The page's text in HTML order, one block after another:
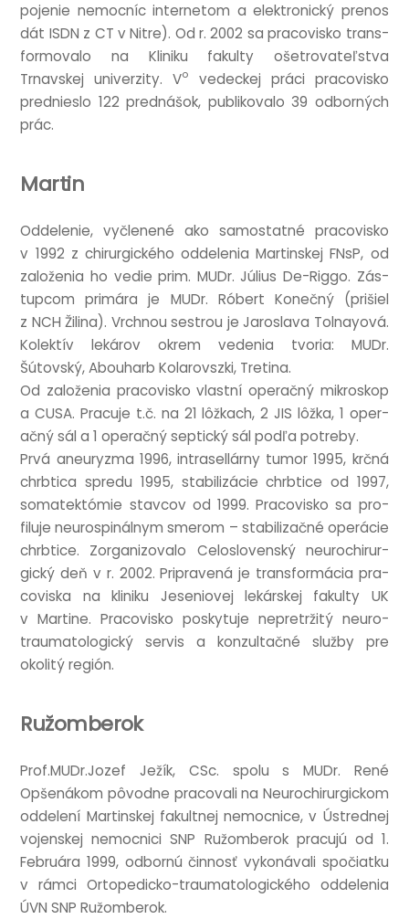
po­jenie nemocníc inter­netom a elektronický prenos
dát ISDN z CT v Nitre). Od r. 2002 sa pra­cov­isko trans­
for­movalo na Kliniku fak­ulty ošet­ro­vateľstva
Trnavskej uni­verz­ity. Vo
vedeck­ej práci pra­cov­isko
pred­nieslo 122 pred­nášok, pub­likovalo 39 odborných
prác.
Martin
Oddel­e­nie, vyčlen­ené ako sam­o­stat­né pra­cov­isko
v 1992 z chirur­gick­ého oddel­enia Mar­t­in­skej FNsP, od
založenia ho vedie prim. MUDr. Júli­us De-Riggo. Zás­
tup­com primára je MUDr. Róbert Konečný (prišiel
z NCH Žilina). Vrch­nou ses­trou je Jaroslava Tol­nay­ová.
Kolektív lekárov okr­em vedenia tvor­ia: MUDr.
Šútovský, Abouharb Kolarovszki, Tretina.
Od založenia pra­cov­isko vlast­ní oper­ačný mik­roskop
a CUSA. Prac­uje t.č. na 21 lôžkach, 2 JIS lôžka, 1 oper­
ačný sál a 1 oper­ačný sep­tický sál podľa potreby.
Prvá aneuryzma 1996, intrasellárny tumor 1995, krčná
chrb­t­ica spredu 1995, sta­bil­izácie chrb­tice od 1997,
somatek­tómie stav­cov od 1999. Pra­cov­isko sa pro­
filuje neurospinálnym smerom – sta­bil­iz­a­čné oper­ácie
chrb­tice. Zor­ganizovalo Celoslov­enský neurochirur­
gický deň v r. 2002. Pri­pravená je trans­formá­cia pra­
cov­iska na kliniku Jeseniovej lekár­skej fak­ulty UK
v Mar­tine. Pra­cov­isko poskytuje nepretržitý neur­o­
trau­mato­lo­gický ser­vis a konzultačné služby pre
okolitý región.
Ružomberok
Prof.MUDr.Jozef Ježík, CSc. spolu s MUDr. René
Opšenákom pôvodne pra­co­v­ali na Neurochirur­gickom
oddelení Mar­t­in­skej fak­ult­nej nemoc­nice, v Ústred­nej
vojenskej nemoc­nici SNP Ružomber­ok prac­ujú od 1.
Feb­ruára 1999, odbornú čin­nosť vykonávali spoči­atku
v rámci Orto­pedicko-trau­mato­lo­gick­ého oddel­enia
ÚVN SNP Ružomberok.